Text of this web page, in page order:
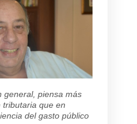
general, piensa más
que en
del gasto público